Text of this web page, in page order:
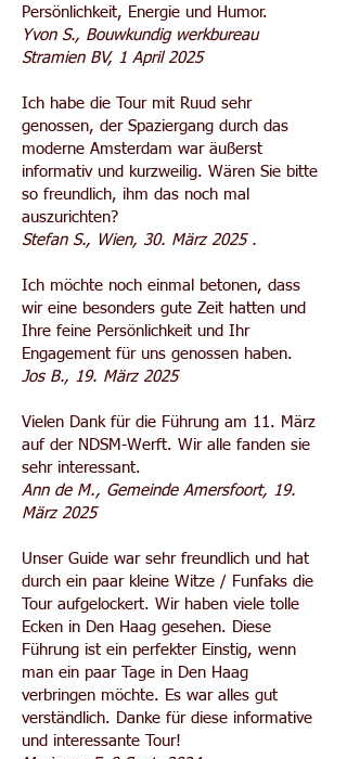
Persönlichkeit, Energie und Humor.
Yvon S., Bouwkundig werkbureau
Stramien BV, 1 April 2025
Ich habe die Tour mit Ruud sehr
genossen, der Spaziergang durch das
moderne Amsterdam war äußerst
informativ und kurzweilig. Wären Sie bitte
so freundlich, ihm das noch mal
auszurichten?
Stefan S., Wien, 30. März 2025 .
Ich möchte noch einmal betonen, dass
wir eine besonders gute Zeit hatten und
Ihre feine Persönlichkeit und Ihr
Engagement für uns genossen haben.
Jos B., 19. März 2025
Vielen Dank für die Führung am 11. März
auf der NDSM-Werft. Wir alle fanden sie
sehr interessant.
Ann de M., Gemeinde Amersfoort, 19.
März 2025
Unser Guide war sehr freundlich und hat
durch ein paar kleine Witze / Funfaks die
Tour aufgelockert. Wir haben viele tolle
Ecken in Den Haag gesehen. Diese
Führung ist ein perfekter Einstig, wenn
man ein paar Tage in Den Haag
verbringen möchte. Es war alles gut
verständlich. Danke für diese informative
und interessante Tour!